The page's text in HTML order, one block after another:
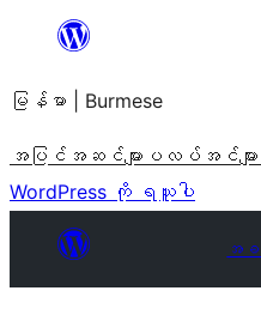
အကြောင်းအရာ
ကျော်သွား
ရန်
မြန်မာ | Burmese
အပြင်အဆင်များ ပလပ်အင်များ
WordPress ကို ရယူပါ
အခ